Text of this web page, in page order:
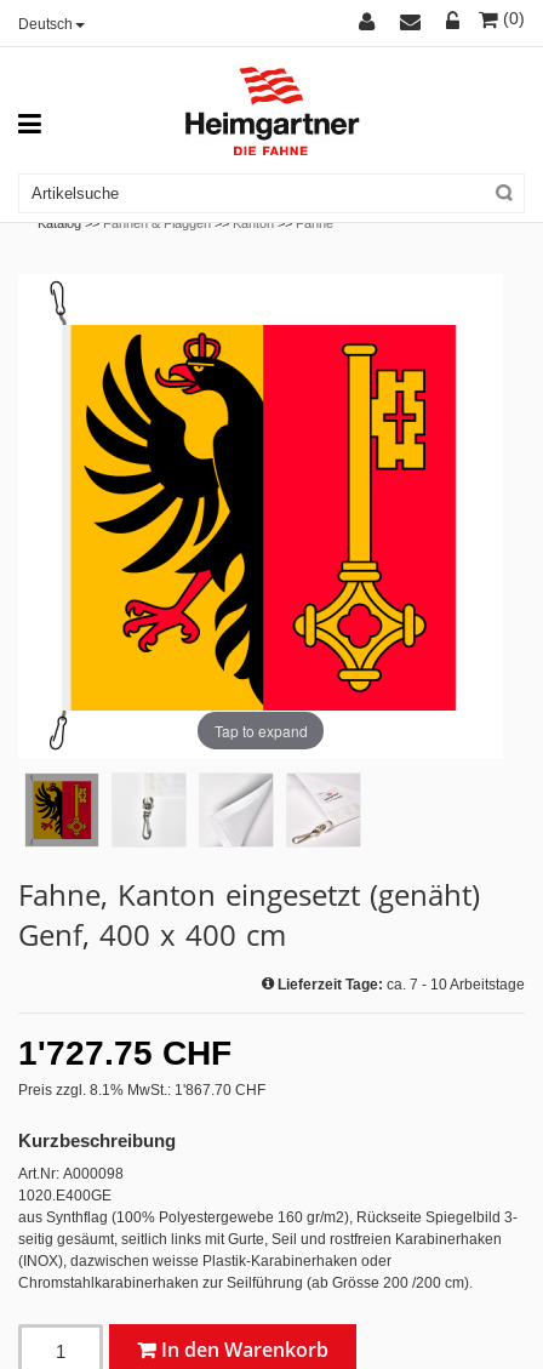
Deutsch (0)
Katalog >>Fahnen & Flaggen >>Kanton >>Fahne
Tap to expand
Fahne, Kanton eingesetzt (genäht)
Genf, 400 x 400 cm
Lieferzeit Tage: ca. 7 - 10 Arbeitstage
1'727.75 CHF
Preis zzgl. 8.1% MwSt.: 1'867.70 CHF
Kurzbeschreibung
Art.Nr: A000098
1020.E400GE
aus Synthflag (100% Polyestergewebe 160 gr/m2), Rückseite Spiegelbild 3-
seitig gesäumt, seitlich links mit Gurte, Seil und rostfreien Karabinerhaken
(INOX), dazwischen weisse Plastik-Karabinerhaken oder
Chromstahlkarabinerhaken zur Seilführung (ab Grösse 200 /200 cm).
In den Warenkorb